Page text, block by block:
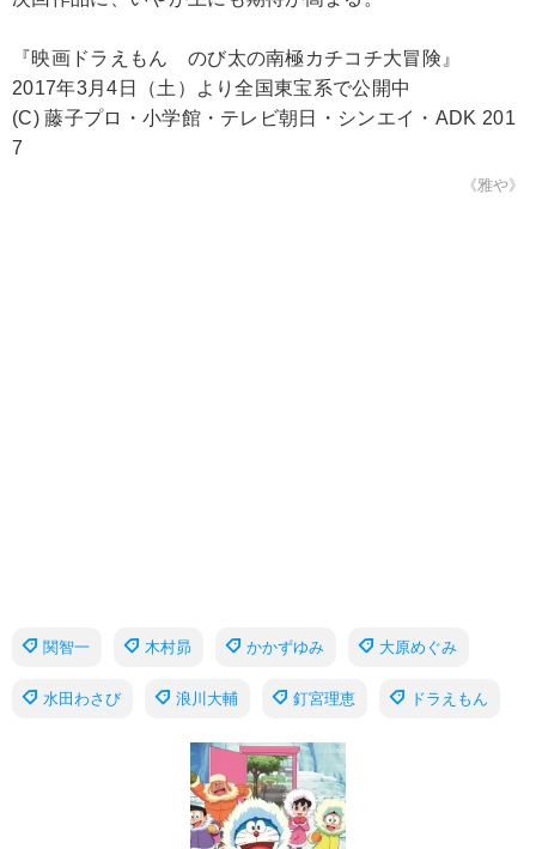
『映画ドラえもん のび太の南極カチコチ大冒険』
2017年3月4日（土）より全国東宝系で公開中
(C) 藤子プロ・小学館・テレビ朝日・シンエイ・ADK 201
7
《雅や》
関智一 木村昴 かかずゆみ 大原めぐみ
水田わさび 浪川大輔 釘宮理恵 ドラえもん